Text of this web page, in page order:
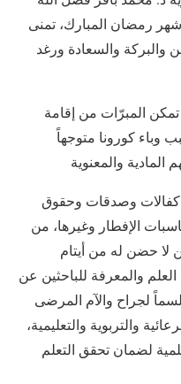
شهر رمضان المبارك، تمنى
والبركة والسعادة ورغد
المبرّات من إقامة
وباء كورونا متوجهاً
الإفطار وغيرها، من
لا حضن له من أيتام
والمعرفة للباحثين عن
لجراح والآم المرضى
والتربوية والتعليمية،
لضمان تحقق التعلم